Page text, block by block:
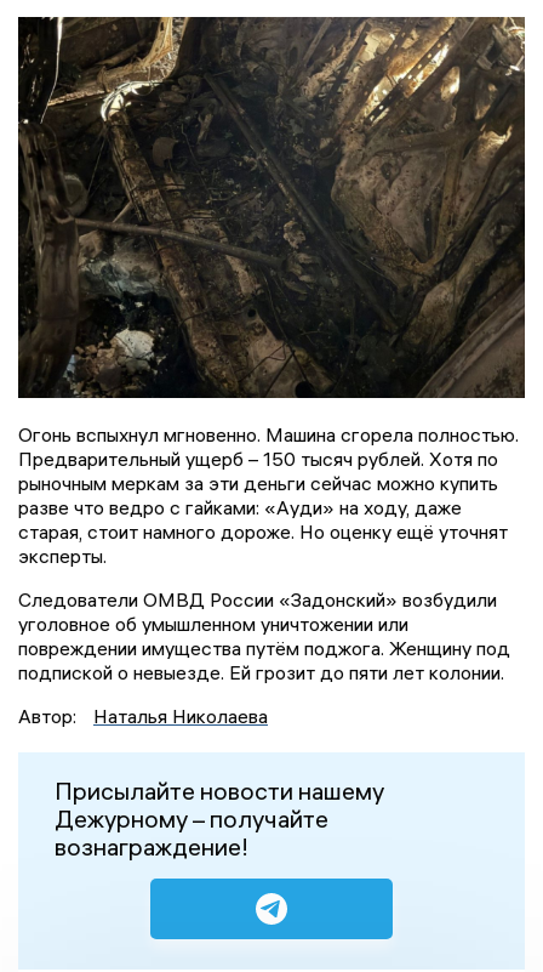
Огонь вспыхнул мгновенно. Машина сгорела полностью.
Предварительный ущерб – 150 тысяч рублей. Хотя по
рыночным меркам за эти деньги сейчас можно купить
разве что ведро с гайками: «Ауди» на ходу, даже
старая, стоит намного дороже. Но оценку ещё уточнят
эксперты.
Следователи ОМВД России «Задонский» возбудили
уголовное об умышленном уничтожении или
повреждении имущества путём поджога. Женщину под
подпиской о невыезде. Ей грозит до пяти лет колонии.
Автор:
Наталья Николаева
Присылайте новости нашему
Дежурному – получайте
вознаграждение!